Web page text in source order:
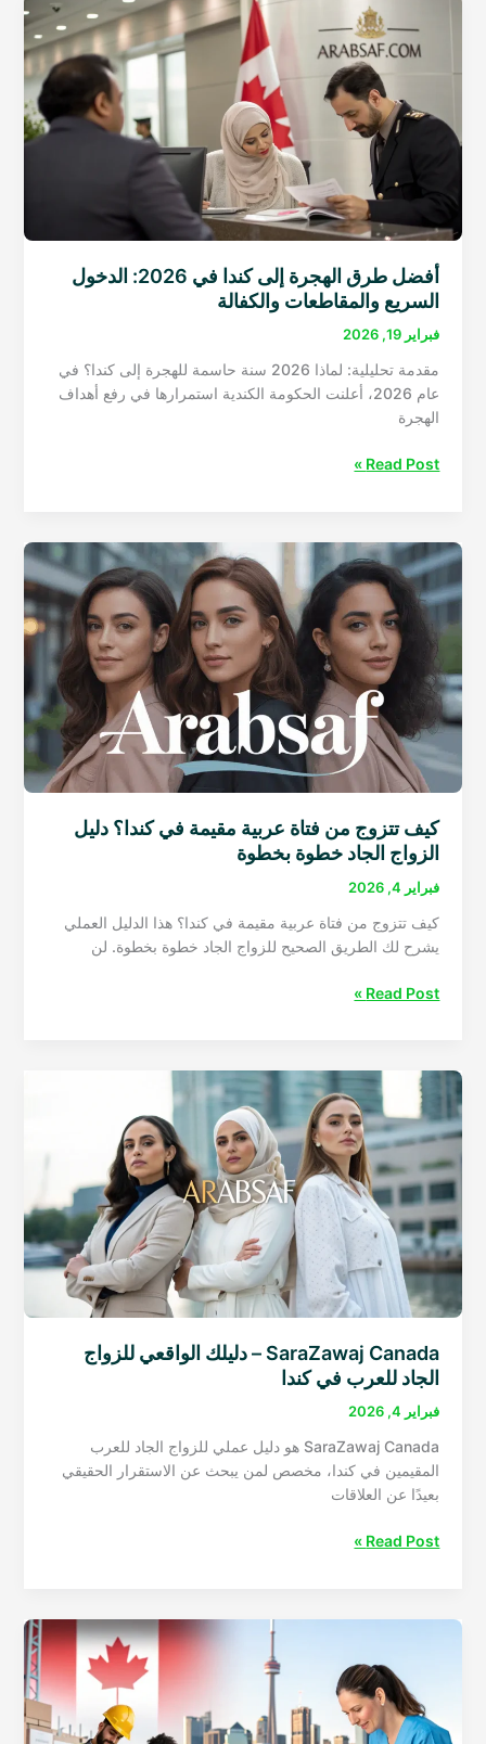
2026
أفضل طرق الهجرة إلى كندا في 2026: الدخول
السريع والمقاطعات والكفالة
فبراير 19, 2026
مقدمة تحليلية: لماذا 2026 سنة حاسمة للهجرة إلى كندا؟ في
عام 2026، أعلنت الحكومة الكندية استمرارها في رفع أهداف
الهجرة
أفضل
كندا
الدخول
السريع
والمقاطعات
والكفالة
Read Post »
كيف تتزوج من فتاة عربية مقيمة في كندا؟ دليل
الزواج الجاد خطوة بخطوة
فبراير 4, 2026
كيف تتزوج من فتاة عربية مقيمة في كندا؟ هذا الدليل العملي
يشرح لك الطريق الصحيح للزواج الجاد خطوة بخطوة. لن
كيف
عربية
مقيمة
في
كندا؟
دليل
الزواج
الجاد
خطوة
بخطوة
Read Post »
SaraZawaj Canada – دليلك الواقعي للزواج
الجاد للعرب في كندا
فبراير 4, 2026
SaraZawaj Canada هو دليل عملي للزواج الجاد للعرب
المقيمين في كندا، مخصص لمن يبحث عن الاستقرار الحقيقي
بعيدًا عن العلاقات
SaraZawaj
للعرب
في
Read Post »